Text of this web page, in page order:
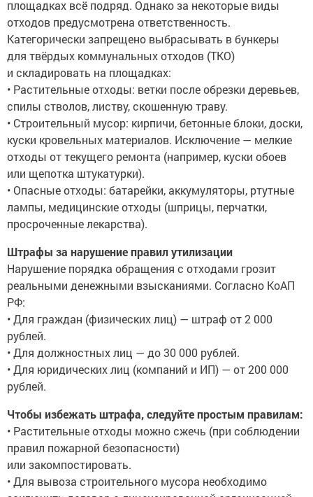
площадках всё подряд. Однако за некоторые виды
отходов предусмотрена ответственность.
Категорически запрещено выбрасывать в бункеры
для твёрдых коммунальных отходов (ТКО)
и складировать на площадках:
• Растительные отходы: ветки после обрезки деревьев,
спилы стволов, листву, скошенную траву.
• Строительный мусор: кирпичи, бетонные блоки, доски,
куски кровельных материалов. Исключение — мелкие
отходы от текущего ремонта (например, куски обоев
или щепотка штукатурки).
• Опасные отходы: батарейки, аккумуляторы, ртутные
лампы, медицинские отходы (шприцы, перчатки,
просроченные лекарства).
Штрафы за нарушение правил утилизации
Нарушение порядка обращения с отходами грозит
реальными денежными взысканиями. Согласно КоАП
РФ:
• Для граждан (физических лиц) — штраф от 2 000
рублей.
• Для должностных лиц — до 30 000 рублей.
• Для юридических лиц (компаний и ИП) — от 200 000
рублей.
Чтобы избежать штрафа, следуйте простым правилам:
• Растительные отходы можно сжечь (при соблюдении
правил пожарной безопасности)
или закомпостировать.
• Для вывоза строительного мусора необходимо